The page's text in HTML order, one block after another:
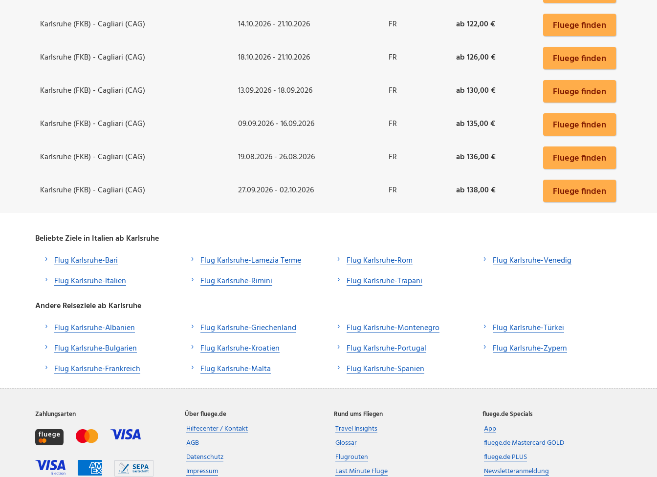
Karlsruhe (FKB) - Cagliari (CAG) 14.10.2026 - 21.10.2026 FR ab 122,00 € Fluege finden
Karlsruhe (FKB) - Cagliari (CAG) 18.10.2026 - 21.10.2026 FR ab 126,00 € Fluege finden
Karlsruhe (FKB) - Cagliari (CAG) 13.09.2026 - 18.09.2026 FR ab 130,00 € Fluege finden
Karlsruhe (FKB) - Cagliari (CAG) 09.09.2026 - 16.09.2026 FR ab 135,00 € Fluege finden
Karlsruhe (FKB) - Cagliari (CAG) 19.08.2026 - 26.08.2026 FR ab 136,00 € Fluege finden
Karlsruhe (FKB) - Cagliari (CAG) 27.09.2026 - 02.10.2026 FR ab 138,00 € Fluege finden
Beliebte Ziele in Italien ab Karlsruhe
Flug Karlsruhe-Bari
Flug Karlsruhe-Italien
Flug Karlsruhe-Lamezia Terme
Flug Karlsruhe-Rimini
Flug Karlsruhe-Rom
Flug Karlsruhe-Trapani
Flug Karlsruhe-Venedig
Andere Reiseziele ab Karlsruhe
Flug Karlsruhe-Albanien
Flug Karlsruhe-Bulgarien
Flug Karlsruhe-Frankreich
Flug Karlsruhe-Griechenland
Flug Karlsruhe-Kroatien
Flug Karlsruhe-Malta
Flug Karlsruhe-Montenegro
Flug Karlsruhe-Portugal
Flug Karlsruhe-Spanien
Flug Karlsruhe-Türkei
Flug Karlsruhe-Zypern